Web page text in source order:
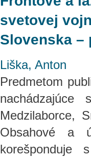
svetovej
Slovenska –
Liška, Anton
Predmetom
Medzilaborce,
Obsahové a
korešponduje